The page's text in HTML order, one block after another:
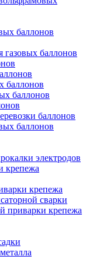
баллонов
газовых баллонов
баллонов
баллонов
баллонов
баллонов
электродов
крепежа
крепежа
сварки
приварки крепежа